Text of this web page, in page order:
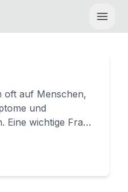
oft auf Menschen,
und
Eine wichtige Frage
passiert...